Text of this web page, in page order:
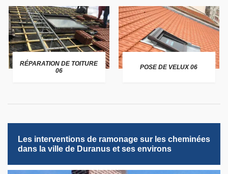
RÉPARATION DE TOITURE
06
POSE DE VELUX 06
Les interventions de ramonage sur les cheminées
dans la ville de Duranus et ses environs